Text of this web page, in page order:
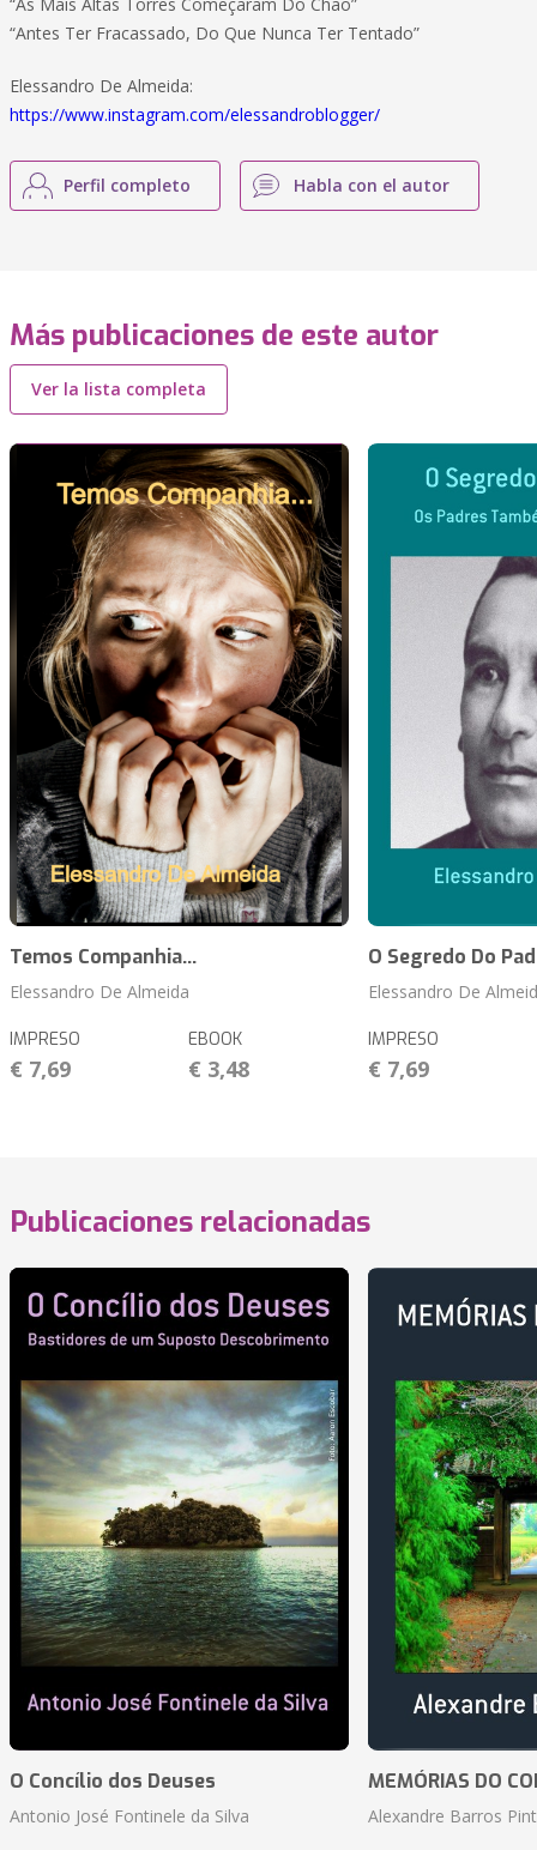
“Antes Ter Fracassado, Do Que Nunca Ter Tentado”
Elessandro De Almeida:
https://www.instagram.com/elessandroblogger/
Perfil completo Habla con el autor
Más publicaciones de este autor
Ver la lista completa
Temos Companhia...
Elessandro De Almeida
IMPRESO
€ 7,69
EBOOK
€ 3,48
O Segredo Do
Elessandro De
IMPRESO
€ 7,69
Publicaciones relacionadas
O Concílio dos Deuses
Antonio José Fontinele da Silva
MEMÓRIAS DO
Alexandre Barros